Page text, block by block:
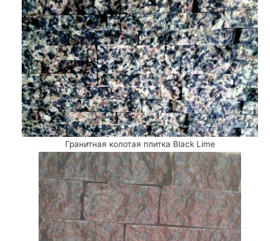
Гранитная колотая плитка Black Lime